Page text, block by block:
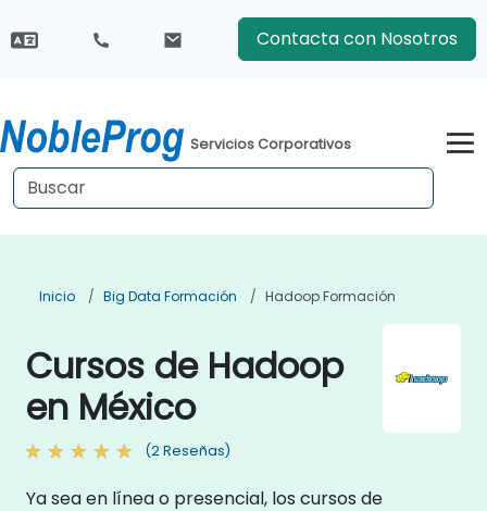
Contacta con Nosotros
Servicios Corporativos
Inicio Big Data Formación Hadoop Formación
Cursos de Hadoop
en México
(2 Reseñas)
Ya sea en línea o presencial, los cursos de